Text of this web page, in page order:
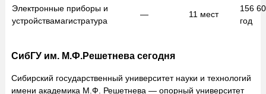
Электронные приборы и
устройствамагистратура
— 11 мест
156
год
СибГУ им. М.Ф.Решетнева сегодня
Сибирский государственный университет науки и технологий
имени академика М.Ф. Решетнева — опорный университет